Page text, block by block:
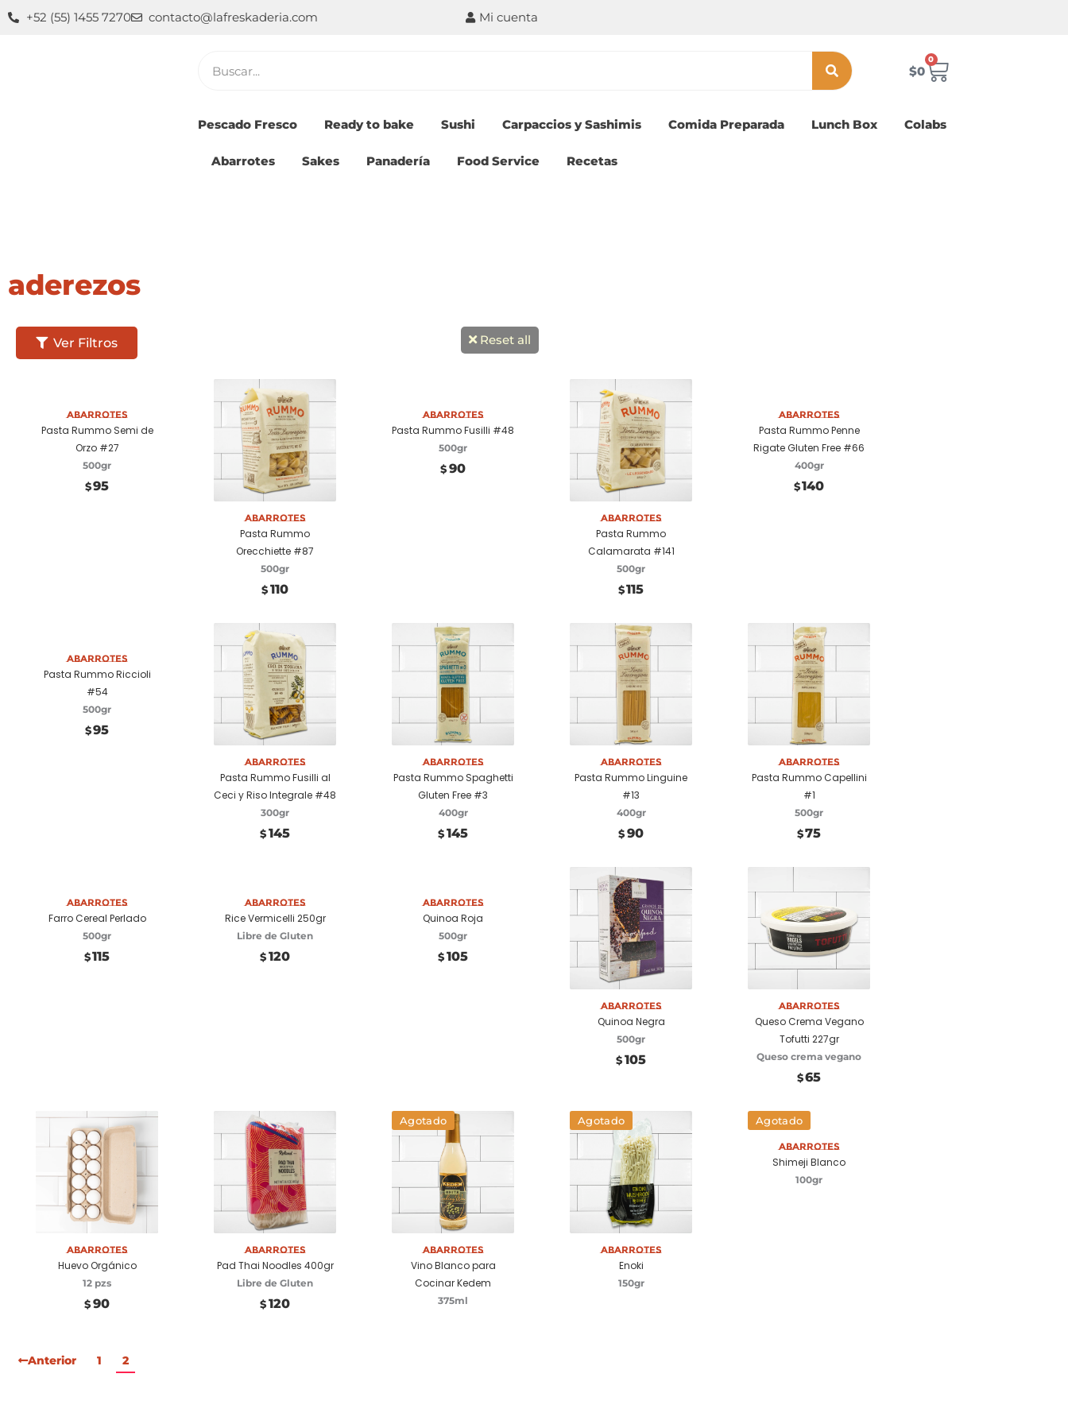
+52 (55) 1455 7270 contacto@lafreskaderia.com Mi cuenta
$0
0
Carrito
Pescado Fresco Ready to bake Sushi Carpaccios y Sashimis Comida Preparada Lunch Box Colabs
Abarrotes Sakes Panadería Food Service Recetas
aderezos
Ver Filtros Reset all
Añadir a carrito
Abarrotes
Pasta Rummo Semi de
Orzo #27
500gr
$95
Añadir a carrito
Abarrotes
Pasta Rummo
Orecchiette #87
500gr
$ 110
Añadir a carrito
Abarrotes
Pasta Rummo Fusilli #48
500gr
$ 90
Añadir a carrito
Abarrotes
Pasta Rummo
Calamarata #141
500gr
$115
Añadir a carrito
Abarrotes
Pasta Rummo Penne
Rigate Gluten Free #66
400gr
$140
Añadir a carrito
Abarrotes
Pasta Rummo Riccioli
#54
500gr
$95
Añadir a carrito
Abarrotes
Pasta Rummo Fusilli al
Ceci y Riso Integrale #48
300gr
$ 145
Añadir a carrito
Abarrotes
Pasta Rummo Spaghetti
Gluten Free #3
400gr
$ 145
Añadir a carrito
Abarrotes
Pasta Rummo Linguine
#13
400gr
$ 90
Añadir a carrito
Abarrotes
Pasta Rummo Capellini
#1
500gr
$75
Añadir a carrito
Abarrotes
Farro Cereal Perlado
500gr
$115
Añadir a carrito
Abarrotes
Rice Vermicelli 250gr
Libre de Gluten
$ 120
Añadir a carrito
Abarrotes
Quinoa Roja
500gr
$ 105
Añadir a carrito
Abarrotes
Quinoa Negra
500gr
$ 105
Añadir a carrito
Abarrotes
Queso Crema Vegano
Tofutti 227gr
Queso crema vegano
$65
Añadir a carrito
Abarrotes
Huevo Orgánico
12 pzs
$ 90
Añadir a carrito
Abarrotes
Pad Thai Noodles 400gr
Libre de Gluten
$ 120
Agotado
Abarrotes
Vino Blanco para
Cocinar Kedem
375ml
Agotado
Abarrotes
Enoki
150gr
Agotado
Abarrotes
Shimeji Blanco
100gr
Anterior 1 2